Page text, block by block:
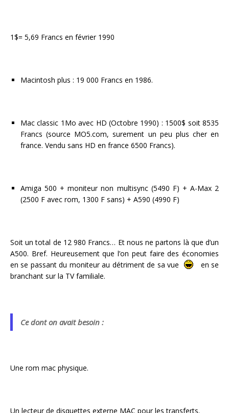
1$= 5,69 Francs en février 1990
Macintosh plus : 19 000 Francs en 1986.
Mac classic 1Mo avec HD (Octobre 1990) : 1500$ soit 8535
Francs (source MO5.com, surement un peu plus cher en
france. Vendu sans HD en france 6500 Francs).
Amiga 500 + moniteur non multisync (5490 F) + A-Max 2
(2500 F avec rom, 1300 F sans) + A590 (4990 F)
Soit un total de 12 980 Francs… Et nous ne partons là que d’un
A500. Bref. Heureusement que l’on peut faire des économies
en se passant du moniteur au détriment de sa vue
en se
branchant sur la TV familiale.
Ce dont on avait besoin :
Une rom mac physique.
Un lecteur de disquettes externe MAC pour les transferts.